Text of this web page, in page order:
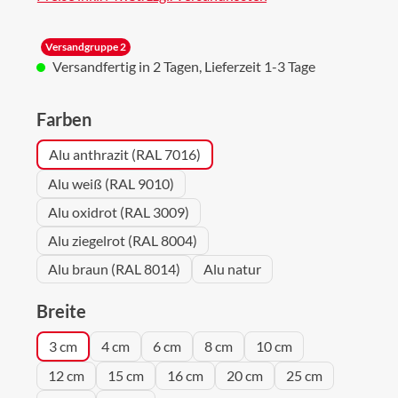
Versandgruppe 2
Versandfertig in 2 Tagen, Lieferzeit 1-3 Tage
Farbenauswählen
Alu anthrazit (RAL 7016)
Alu weiß (RAL 9010)
Alu oxidrot (RAL 3009)
Alu ziegelrot (RAL 8004)
Alu braun (RAL 8014)
Alu natur
Breite
3 cm 4 cm 6 cm 8 cm
10 cm
12 cm
15 cm 16 cm 20 cm
25 cm